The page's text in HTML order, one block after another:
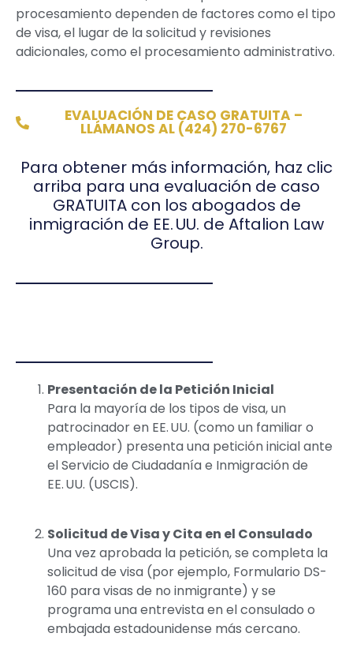
procesamiento dependen de factores como el tipo
de visa, el lugar de la solicitud y revisiones
adicionales, como el procesamiento administrativo.
EVALUACIÓN DE CASO GRATUITA –
LLÁMANOS AL (424) 270-6767
Para obtener más información, haz clic
arriba para una evaluación de caso
GRATUITA con los abogados de
inmigración de EE. UU. de Aftalion Law
Group.
Presentación de la Petición Inicial
Para la mayoría de los tipos de visa, un
patrocinador en EE. UU. (como un familiar o
empleador) presenta una petición inicial ante
el Servicio de Ciudadanía e Inmigración de
EE. UU. (USCIS).
Solicitud de Visa y Cita en el Consulado
Una vez aprobada la petición, se completa la
solicitud de visa (por ejemplo, Formulario DS-
160 para visas de no inmigrante) y se
programa una entrevista en el consulado o
embajada estadounidense más cercano.